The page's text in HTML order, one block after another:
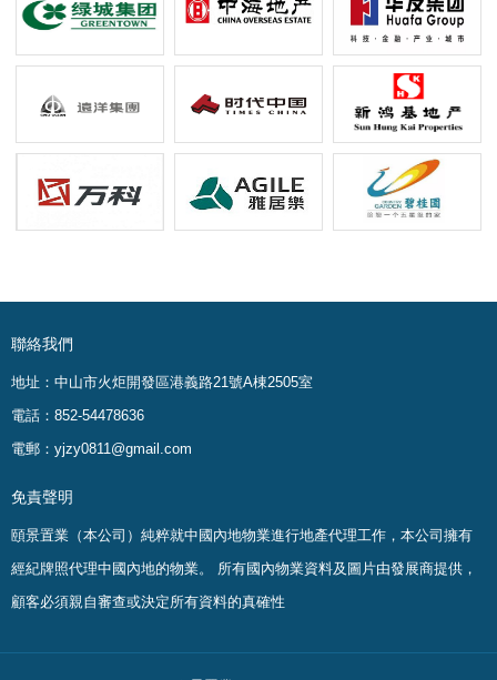
聯絡我們
地址：中山市火炬開發區港義路21號A棟2505室
電話：852-54478636
電郵：yjzy0811@gmail.com
免責聲明
頤景置業（本公司）純粹就中國內地物業進行地產代理工作，本公司擁有
經紀牌照代理中國內地的物業。 所有國內物業資料及圖片由發展商提供，
顧客必須親自審查或決定所有資料的真確性